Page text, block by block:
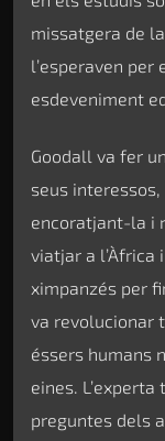
missatgera de
l’esperaven
esdeveniment
Goodall va fer
seus
encoratjant-la i
viatjar a l’Àfrica
ximpanzés per
va revolucionar
éssers humans
eines.
preguntes dels